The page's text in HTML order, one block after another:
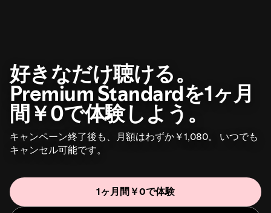
プ
好きなだけ聴ける。
Premium Standardを1ヶ月
間￥0で体験しよう。
キャンペーン終了後も、月額はわずか￥1,080。 いつでも
キャンセル可能です。
1ヶ月間￥0で体験